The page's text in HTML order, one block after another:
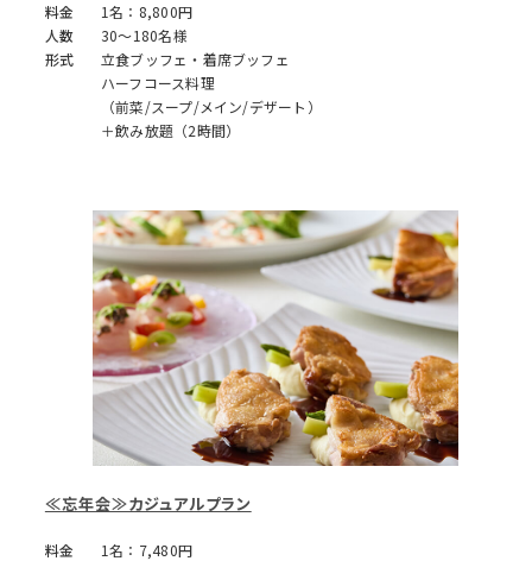
料金
1名：8,800円
人数
30～180名様
形式
立食ブッフェ・着席ブッフェ
ハーフコース料理
（前菜/スープ/メイン/デザート）
＋飲み放題（2時間）
≪忘年会≫カジュアルプラン
料金
1名：7,480円